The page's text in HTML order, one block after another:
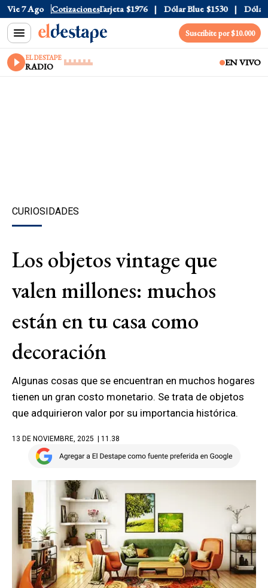
Vie 7 Ago Cotizaciones
$1520 Dólar Tarjeta $1976 Dólar Blue $1530 Dólar
Suscribite por $10.000
EL DESTAPE
RADIO EN VIVO
CURIOSIDADES
Los objetos vintage que
valen millones: muchos
están en tu casa como
decoración
Algunas cosas que se encuentran en muchos hogares
tienen un gran costo monetario. Se trata de objetos
que adquirieron valor por su importancia histórica.
13 DE NOVIEMBRE, 2025 | 11.38